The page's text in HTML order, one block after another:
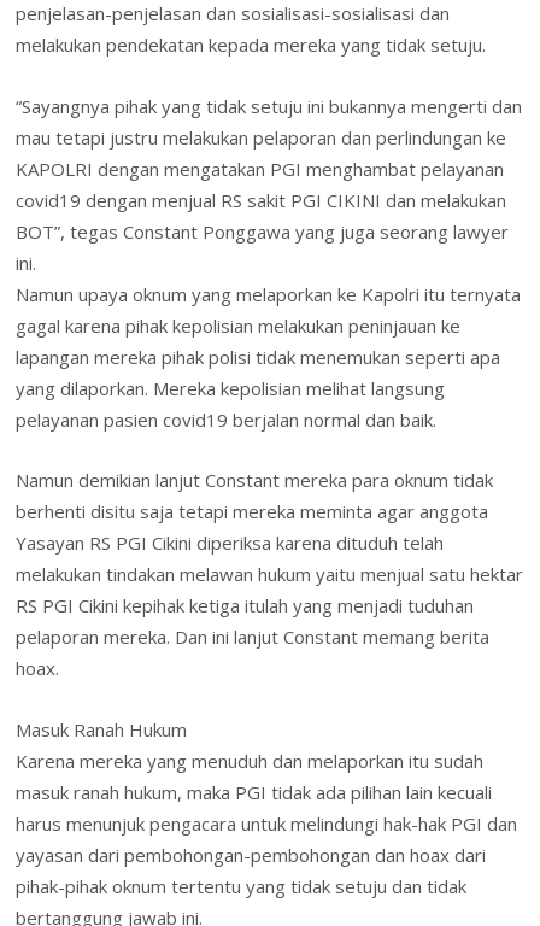
penjelasan-penjelasan dan sosialisasi-sosialisasi dan
melakukan pendekatan kepada mereka yang tidak setuju.
“Sayangnya pihak yang tidak setuju ini bukannya mengerti dan
mau tetapi justru melakukan pelaporan dan perlindungan ke
KAPOLRI dengan mengatakan PGI menghambat pelayanan
covid19 dengan menjual RS sakit PGI CIKINI dan melakukan
BOT”, tegas Constant Ponggawa yang juga seorang lawyer
ini.
Namun upaya oknum yang melaporkan ke Kapolri itu ternyata
gagal karena pihak kepolisian melakukan peninjauan ke
lapangan mereka pihak polisi tidak menemukan seperti apa
yang dilaporkan. Mereka kepolisian melihat langsung
pelayanan pasien covid19 berjalan normal dan baik.
Namun demikian lanjut Constant mereka para oknum tidak
berhenti disitu saja tetapi mereka meminta agar anggota
Yasayan RS PGI Cikini diperiksa karena dituduh telah
melakukan tindakan melawan hukum yaitu menjual satu hektar
RS PGI Cikini kepihak ketiga itulah yang menjadi tuduhan
pelaporan mereka. Dan ini lanjut Constant memang berita
hoax.
Masuk Ranah Hukum
Karena mereka yang menuduh dan melaporkan itu sudah
masuk ranah hukum, maka PGI tidak ada pilihan lain kecuali
harus menunjuk pengacara untuk melindungi hak-hak PGI dan
yayasan dari pembohongan-pembohongan dan hoax dari
pihak-pihak oknum tertentu yang tidak setuju dan tidak
bertanggung jawab ini.